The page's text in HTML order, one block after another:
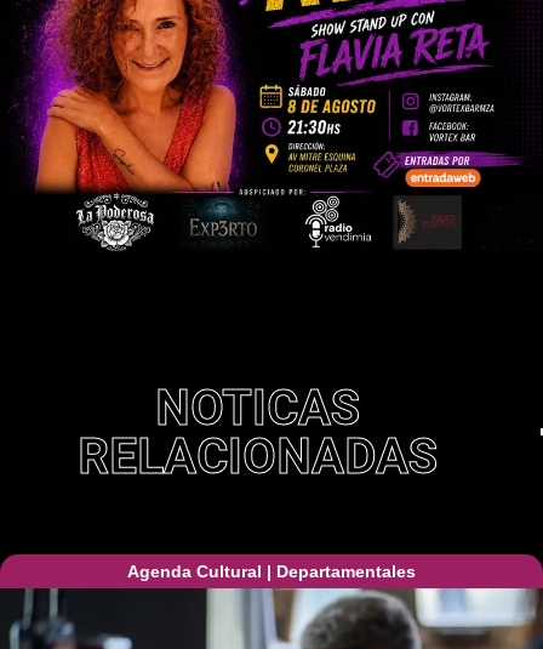
NOTICAS
RELACIONADAS
Agenda Cultural | Departamentales